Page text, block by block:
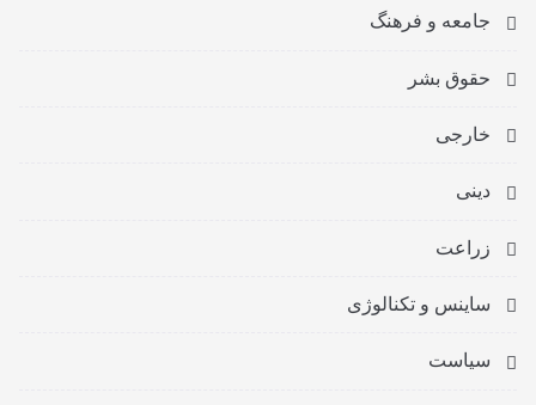
جامعه و فرهنگ
حقوق بشر
خارجی
دینی
زراعت
ساینس و تکنالوژی
سیاست